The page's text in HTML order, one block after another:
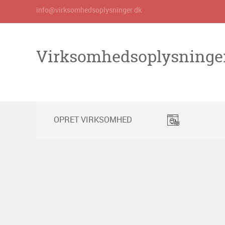
info@virksomhedsoplysninger.dk
OPRET VIRKSOMHED